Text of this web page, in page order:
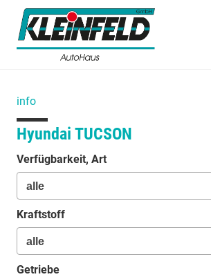
info
Hyundai TUCSON
Verfügbarkeit, Art
Kraftstoff
Getriebe